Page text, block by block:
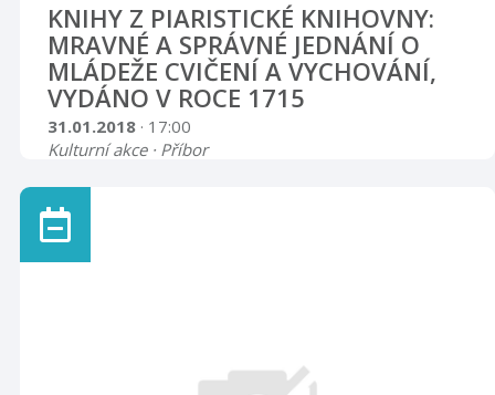
KNIHY Z PIARISTICKÉ KNIHOVNY:
MRAVNÉ A SPRÁVNÉ JEDNÁNÍ O
MLÁDEŽE CVIČENÍ A VYCHOVÁNÍ,
VYDÁNO V ROCE 1715
31.01.2018 · 17:00
Kulturní akce · Příbor
z vybrané historické knihy z piaristické knihovny
v Příboře. Vstupné: 15,- Kč